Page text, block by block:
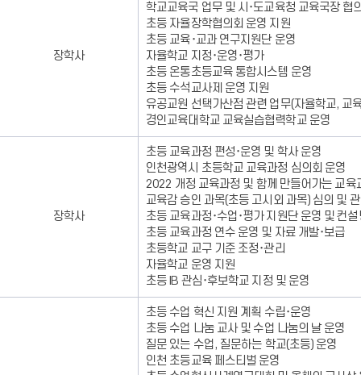
한
장학사
학교교육국 업무 및 시･도교육청 교육국장 협
초등 자율장학협의회 운영 지원
초등 교육･교과 연구지원단 운영
자율학교 지정･운영･평가
초등 온통초등교육 통합시스템 운영
초등 수석교사제 운영 지원
유공교원 선택가산점 관련 업무(자율학교, 교
경인교육대학교 교육실습협력학교 운영
장학사
초등 교육과정 편성･운영 및 학사 운영
인천광역시 초등학교 교육과정 심의회 운영
2022 개정 교육과정 및 함께 만들어가는 교육
교육감 승인 과목(초등 고시외 과목) 심의 및
초등 교육과정･수업･평가 지원단 운영 및 컨
초등 교육과정 연수 운영 및 자료 개발･보급
초등학교 교구 기준 조정･관리
자율학교 운영 지원
초등 IB 관심･후보학교 지정 및 운영
초등 수업 혁신 지원 계획 수립･운영
초등 수업 나눔 교사 및 수업 나눔의 날 운영
질문 있는 수업, 질문하는 학교(초등) 운영
인천 초등교육 페스티벌 운영